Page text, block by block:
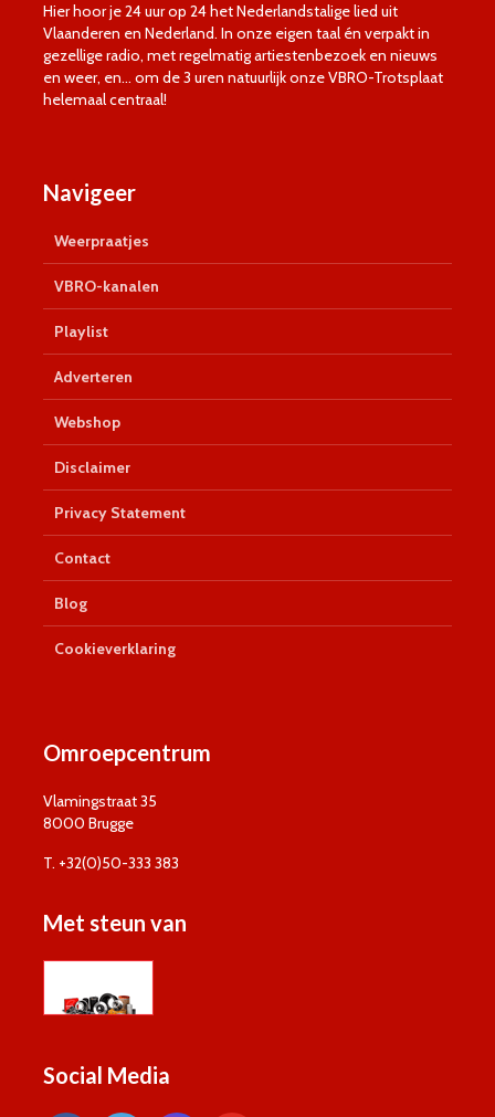
Hier hoor je 24 uur op 24 het Nederlandstalige lied uit
Vlaanderen en Nederland. In onze eigen taal én verpakt in
gezellige radio, met regelmatig artiestenbezoek en nieuws
en weer, en… om de 3 uren natuurlijk onze VBRO-Trotsplaat
helemaal centraal!
Navigeer
Weerpraatjes
VBRO-kanalen
Playlist
Adverteren
Webshop
Disclaimer
Privacy Statement
Contact
Blog
Cookieverklaring
Omroepcentrum
Vlamingstraat 35
8000 Brugge
T. +32(0)50-333 383
Met steun van
Social Media